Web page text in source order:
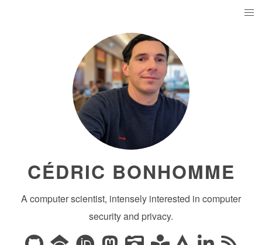
CÉDRIC BONHOMME
A computer scientist, intensely interested in computer
security and privacy.